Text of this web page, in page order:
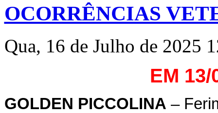
OCORRÊNCIAS
Qua, 16 de Julho de 2025
EM 13/
GOLDEN PICCOLINA –